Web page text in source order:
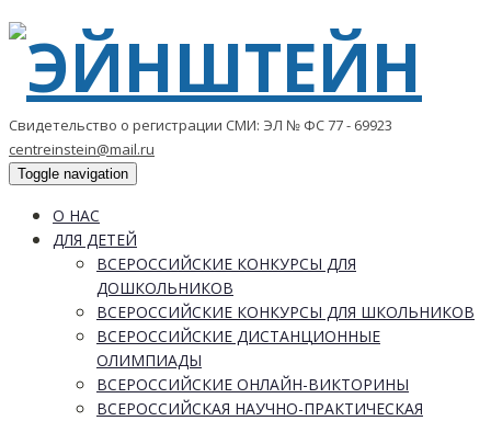
Свидетельство о регистрации СМИ: ЭЛ № ФС 77 - 69923
centreinstein@mail.ru
Toggle navigation
О НАС
ДЛЯ ДЕТЕЙ
ВСЕРОССИЙСКИЕ КОНКУРСЫ ДЛЯ
ДОШКОЛЬНИКОВ
ВСЕРОССИЙСКИЕ КОНКУРСЫ ДЛЯ ШКОЛЬНИКОВ
ВСЕРОССИЙСКИЕ ДИСТАНЦИОННЫЕ
ОЛИМПИАДЫ
ВСЕРОССИЙСКИЕ ОНЛАЙН-ВИКТОРИНЫ
ВСЕРОССИЙСКАЯ НАУЧНО-ПРАКТИЧЕСКАЯ